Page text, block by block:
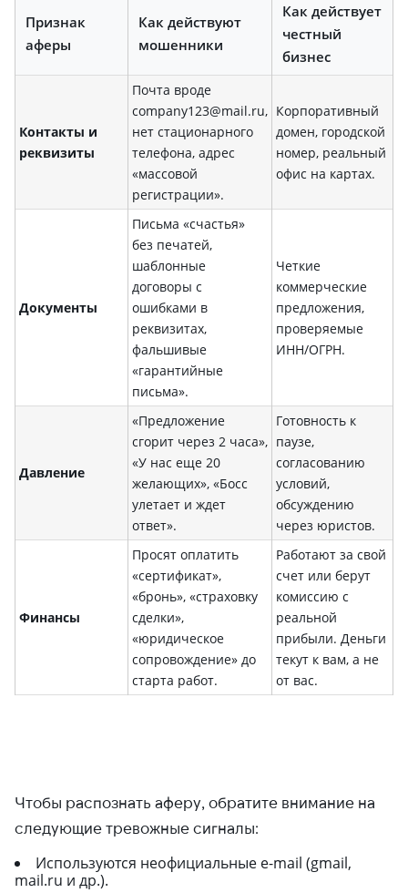
Признак
аферы
Как действуют
мошенники
Как действует
честный
бизнес
Контакты и
реквизиты
Почта вроде
company123@mail.ru,
нет стационарного
телефона, адрес
«массовой
регистрации».
Корпоративный
домен, городской
номер, реальный
офис на картах.
Документы
Письма «счастья»
без печатей,
шаблонные
договоры с
ошибками в
реквизитах,
фальшивые
«гарантийные
письма».
Четкие
коммерческие
предложения,
проверяемые
ИНН/ОГРН.
Давление
«Предложение
сгорит через 2 часа»,
«У нас еще 20
желающих», «Босс
улетает и ждет
ответ».
Готовность к
паузе,
согласованию
условий,
обсуждению
через юристов.
Финансы
Просят оплатить
«сертификат»,
«бронь», «страховку
сделки»,
«юридическое
сопровождение» до
старта работ.
Работают за свой
счет или берут
комиссию с
реальной
прибыли. Деньги
текут к вам, а не
от вас.
Чтобы распознать аферу, обратите внимание на
следующие тревожные сигналы:
Используются неофициальные e-mail (gmail,
mail.ru и др.).